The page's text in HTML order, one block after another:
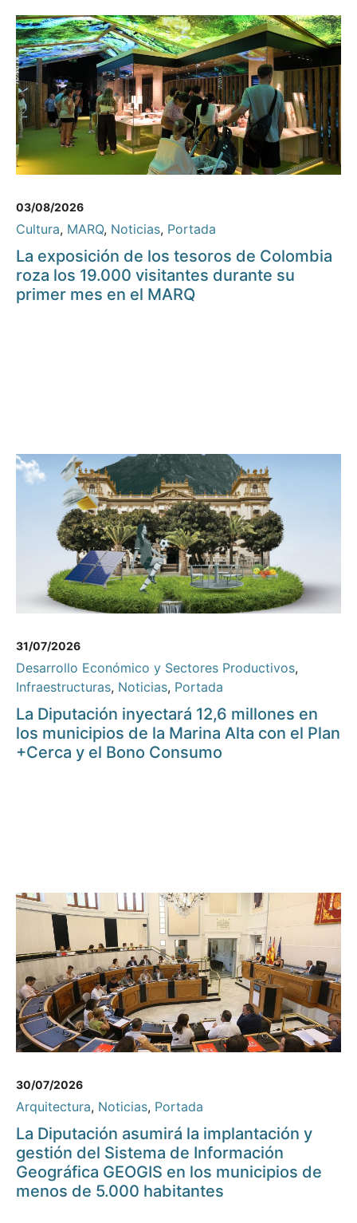
03/08/2026
Cultura, MARQ, Noticias, Portada
La exposición de los tesoros de Colombia
roza los 19.000 visitantes durante su
primer mes en el MARQ
31/07/2026
Desarrollo Económico y Sectores Productivos,
Infraestructuras, Noticias, Portada
La Diputación inyectará 12,6 millones en
los municipios de la Marina Alta con el Plan
+Cerca y el Bono Consumo
30/07/2026
Arquitectura, Noticias, Portada
La Diputación asumirá la implantación y
gestión del Sistema de Información
Geográfica GEOGIS en los municipios de
menos de 5.000 habitantes